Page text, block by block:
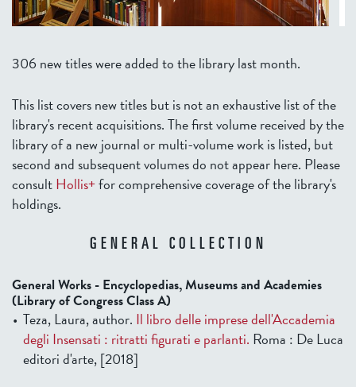
306 new titles were added to the library last month.
This list covers new titles but is not an exhaustive list of the
library's recent acquisitions. The first volume received by the
library of a new journal or multi-volume work is listed, but
second and subsequent volumes do not appear here. Please
consultHollis+for comprehensive coverage of the library's
holdings.
GENERAL COLLECTION
General Works - Encyclopedias, Museums and Academies
(Library of Congress Class A)
Teza, Laura, author. Il libro delle imprese dell'Accademia
degli Insensati : ritratti figurati e parlanti. Roma : De Luca
editori d'arte, [2018]